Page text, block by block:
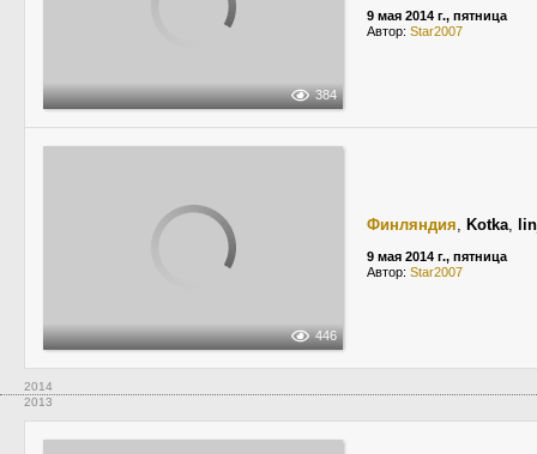
384
9 мая 2014 г., пятница
Автор: Star2007
446
Финляндия, Kotka,
9 мая 2014 г., пятница
Автор: Star2007
2014
2013